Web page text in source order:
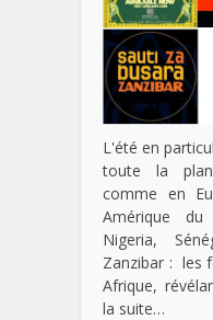
L'été en
toute la
comme en
Amérique
Nigeria,
Zanzibar : les
Afrique,
la suite…